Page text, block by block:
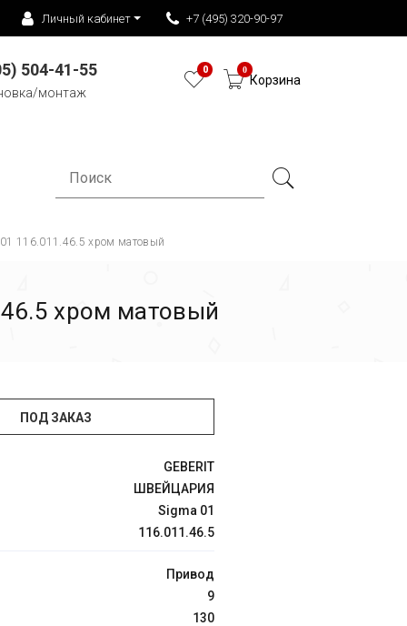
Личный кабинет +7 (495) 320-90-97
504-41-55
монтаж
0 0
Корзина
116.011.46.5 хром матовый
хром матовый
ПОД ЗАКАЗ
GEBERIT
ШВЕЙЦАРИЯ
Sigma 01
116.011.46.5
Привод
9
130